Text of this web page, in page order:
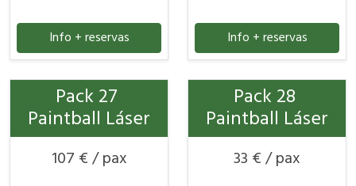
Info + reservas Info + reservas
Pack 27
Paintball Láser
107 € / pax
Pack 28
Paintball Láser
33 € / pax